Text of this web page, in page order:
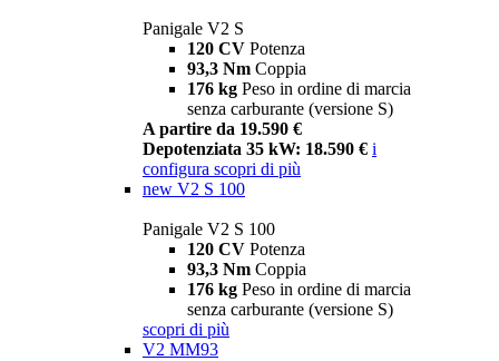
Panigale V2 S
120 CV Potenza
93,3 Nm Coppia
176 kg Peso in ordine di marcia
senza carburante (versione S)
A partire da 19.590 €
Depotenziata 35 kW: 18.590 € i
configura scopri di più
new V2 S 100
Panigale V2 S 100
120 CV Potenza
93,3 Nm Coppia
176 kg Peso in ordine di marcia
senza carburante (versione S)
scopri di più
V2 MM93